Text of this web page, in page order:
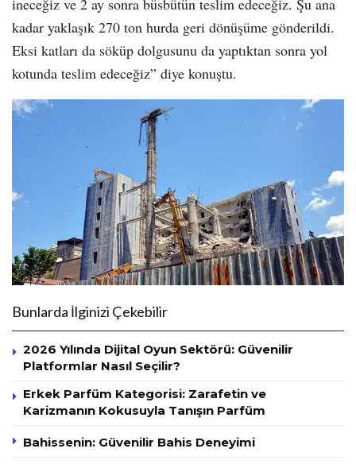
ineceğiz ve 2 ay sonra büsbütün teslim edeceğiz. Şu ana
kadar yaklaşık 270 ton hurda geri dönüşüme gönderildi.
Eksi katları da söküp dolgusunu da yaptıktan sonra yol
kotunda teslim edeceğiz” diye konuştu.
Bunlarda İlginizi Çekebilir
2026 Yılında Dijital Oyun Sektörü: Güvenilir
Platformlar Nasıl Seçilir?
Erkek Parfüm Kategorisi: Zarafetin ve
Karizmanın Kokusuyla Tanışın Parfüm
Bahissenin: Güvenilir Bahis Deneyimi